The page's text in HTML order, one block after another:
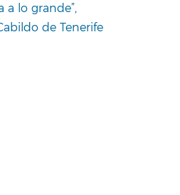
a lo grande”,
de Tenerife